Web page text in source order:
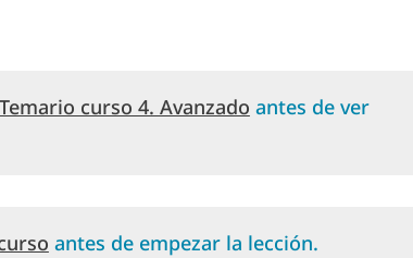
Temario curso 4. Avanzado antes de ver
antes de empezar la lección.